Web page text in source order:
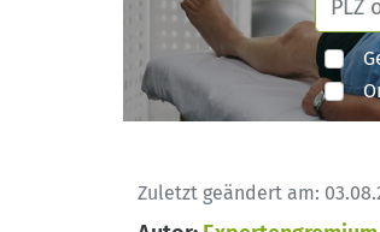
Zuletzt geändert am: